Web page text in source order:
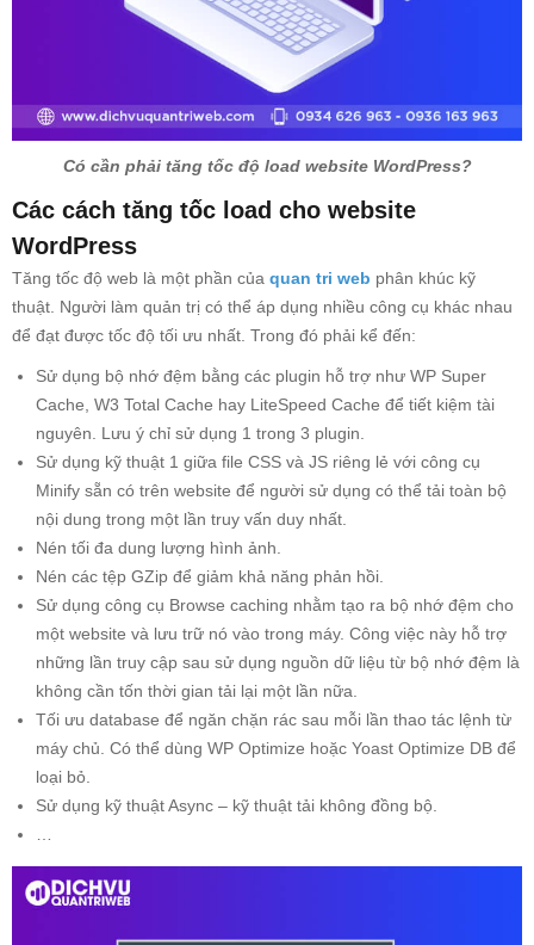
Có cần phải tăng tốc độ load website WordPress?
Các cách tăng tốc load cho website
WordPress
Tăng tốc độ web là một phần của quan tri web phân khúc kỹ
thuật. Người làm quản trị có thể áp dụng nhiều công cụ khác nhau
để đạt được tốc độ tối ưu nhất. Trong đó phải kể đến:
Sử dụng bộ nhớ đệm bằng các plugin hỗ trợ như WP Super
Cache, W3 Total Cache hay LiteSpeed Cache để tiết kiệm tài
nguyên. Lưu ý chỉ sử dụng 1 trong 3 plugin.
Sử dụng kỹ thuật 1 giữa file CSS và JS riêng lẻ với công cụ
Minify sẵn có trên website để người sử dụng có thể tải toàn bộ
nội dung trong một lần truy vấn duy nhất.
Nén tối đa dung lượng hình ảnh.
Nén các tệp GZip để giảm khả năng phản hồi.
Sử dụng công cụ Browse caching nhằm tạo ra bộ nhớ đệm cho
một website và lưu trữ nó vào trong máy. Công việc này hỗ trợ
những lần truy cập sau sử dụng nguồn dữ liệu từ bộ nhớ đệm là
không cần tốn thời gian tải lại một lần nữa.
Tối ưu database để ngăn chặn rác sau mỗi lần thao tác lệnh từ
máy chủ. Có thể dùng WP Optimize hoặc Yoast Optimize DB để
loại bỏ.
Sử dụng kỹ thuật Async – kỹ thuật tải không đồng bộ.